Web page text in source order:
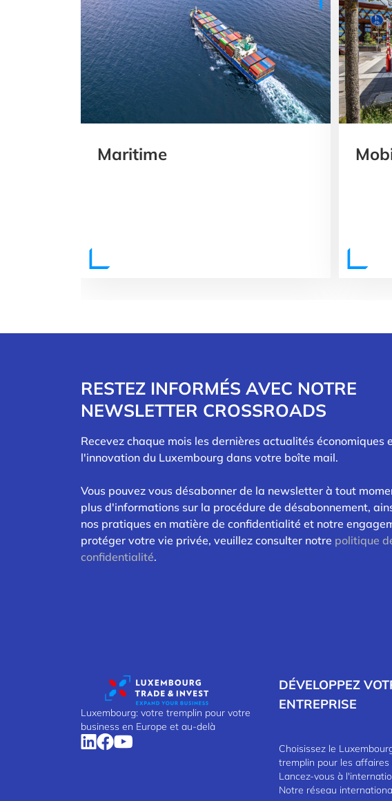
Maritime
RESTEZ INFORMÉS AVEC NOTRE
NEWSLETTER CROSSROADS
Recevez chaque mois les dernières actualités économiques
l'innovation du Luxembourg dans votre boîte mail.
Vous pouvez vous désabonner de la newsletter à tout
plus d'informations sur la procédure de désabonnement,
nos pratiques en matière de confidentialité et notre
protéger votre vie privée, veuillez consulter notre politique
confidentialité.
Luxembourg: votre tremplin pour votre
business en Europe et au-delà
DÉVELOPPEZ
ENTREPRISE
Choisissez le
tremplin pour les affaires
Lancez-vous à
Notre réseau